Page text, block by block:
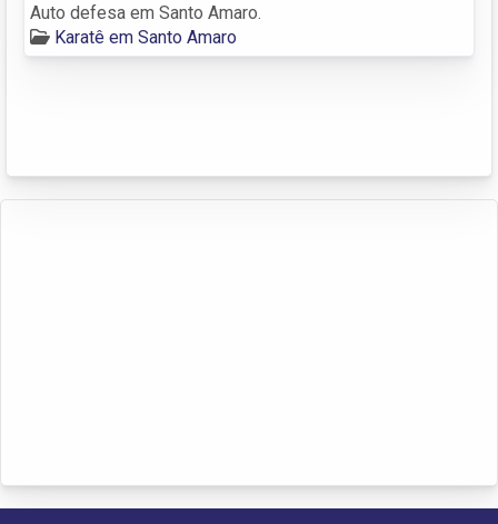
Auto defesa em Santo Amaro.
Karatê em Santo Amaro